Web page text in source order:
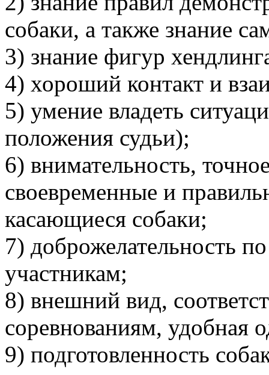
собаки, а также знание
3) знание фигур
4) хороший контакт и
5) умение владеть
положения судьи);
6) внимательность,
своевременные и
касающиеся собаки;
7) доброжелательность
участникам;
8) внешний вид,
соревнованиям, удобная
9) подготовленность